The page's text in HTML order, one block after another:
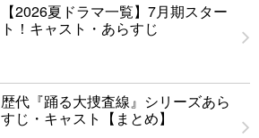
【2026夏ドラマ一覧】7月期スター
ト！キャスト・あらすじ
歴代『踊る大捜査線』シリーズあら
すじ・キャスト【まとめ】